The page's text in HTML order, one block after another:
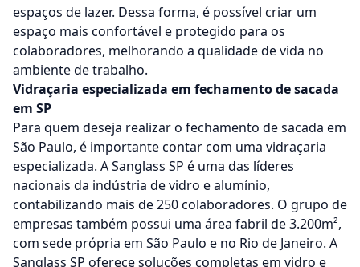
espaços de lazer. Dessa forma, é possível criar um
espaço mais confortável e protegido para os
colaboradores, melhorando a qualidade de vida no
ambiente de trabalho.
Vidraçaria especializada em fechamento de sacada
em SP
Para quem deseja realizar o fechamento de sacada em
São Paulo, é importante contar com uma vidraçaria
especializada. A Sanglass SP é uma das líderes
nacionais da indústria de vidro e alumínio,
contabilizando mais de 250 colaboradores. O grupo de
empresas também possui uma área fabril de 3.200m²,
com sede própria em São Paulo e no Rio de Janeiro. A
Sanglass SP oferece soluções completas em vidro e